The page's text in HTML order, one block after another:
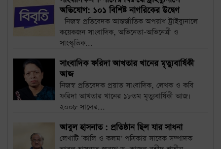
অভিযোগ: ১০১ বিশিষ্ট নাগরিকের উদ্বেগ
নিজস্ব প্রতিবেদক আন্তর্জাতিক অপরাধ ট্রাইব্যুনালে
কয়েকজন সাংবাদিক, অভিনেতা-অভিনেত্রী ও
সাংস্কৃতিক...
সাংবাদিক ফরিদা আখতার খানের মৃত্যুবার্ষিকী
আজ
নিজস্ব প্রতিবেদক প্রয়াত সাংবাদিক, লেখক ও কবি
ফরিদা আখতার খানের ১৮তম মৃত্যুবার্ষিকী আজ।
২০০৮ সালের...
আবুল হাসনাত : প্রতিষ্ঠান ছিল যার সাধনা
লেখাটি ‘কালি ও কলম’ পত্রিকার সাবেক সম্পাদক